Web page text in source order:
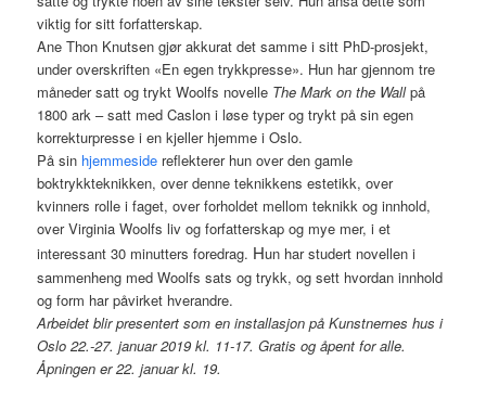
viktig for sitt forfatterskap.
Ane Thon Knutsen gjør akkurat det samme i sitt PhD-prosjekt,
under overskriften «En egen trykkpresse». Hun har gjennom tre
måneder satt og trykt Woolfs novelle The Mark on the Wallpå
1800 ark – satt med Caslon i løse typer og trykt på sin egen
korrekturpresse i en kjeller hjemme i Oslo.
På sin hjemmeside reflekterer hun over den gamle
boktrykkteknikken, over denne teknikkens estetikk, over
kvinners rolle i faget, over forholdet mellom teknikk og innhold,
over Virginia Woolfs liv og forfatterskap og mye mer, i et
interessant 30 minutters foredrag. Hun har studert novellen i
sammenheng med Woolfs sats og trykk, og sett hvordan innhold
og form har påvirket hverandre.
Arbeidet blir presentert som en installasjon på Kunstnernes hus i
Oslo 22.-27. januar 2019 kl. 11-17. Gratis og åpent for alle.
Åpningen er 22. januar kl. 19.